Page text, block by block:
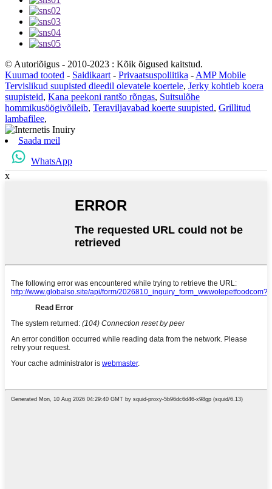
© Autoriõigus - 2010-2023 : Kõik õigused kaitstud.
Kuumad tooted - Saidikaart- Privaatsuspoliitika -AMP Mobile
Tervislikud suupisted dieedil olevatele koertele, Jerky kohtleb koera
suupisteid, Kana peekoni rantšo rõngas, Suitsulõhe
hommikusöögivõileib, Teraviljavabad koerte suupisted, Grillitud
lambafilee,
Saada meil
WhatsApp
x